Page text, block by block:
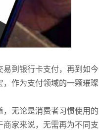
到银行卡支付，再到如今
作为支付领域的一颗璀璨
无论是消费者习惯使用的
家来说，无需再为不同支